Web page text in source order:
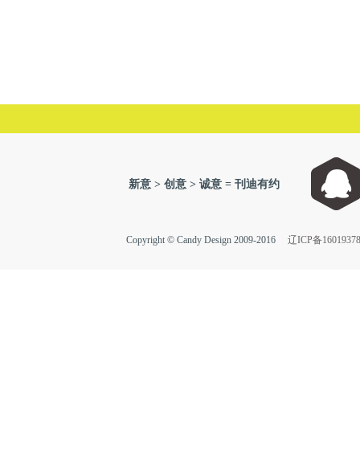
新意 > 创意 > 诚意 = 刊迪有约
Copyright © Candy Design 2009-2016 辽ICP备